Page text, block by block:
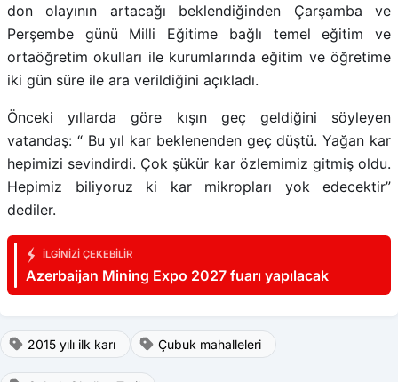
don olayının artacağı beklendiğinden Çarşamba ve
Perşembe günü Milli Eğitime bağlı temel eğitim ve
ortaöğretim okulları ile kurumlarında eğitim ve öğretime
iki gün süre ile ara verildiğini açıkladı.
Önceki yıllarda göre kışın geç geldiğini söyleyen
vatandaş: “ Bu yıl kar beklenenden geç düştü. Yağan kar
hepimizi sevindirdi. Çok şükür kar özlemimiz gitmiş oldu.
Hepimiz biliyoruz ki kar mikropları yok edecektir”
dediler.
İLGINIZI ÇEKEBILIR
Azerbaijan Mining Expo 2027 fuarı yapılacak
2015 yılı ilk karı Çubuk mahalleleri